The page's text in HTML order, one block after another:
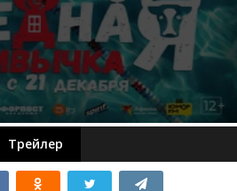
Трейлер